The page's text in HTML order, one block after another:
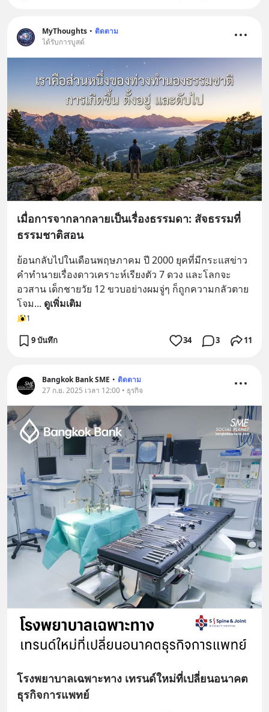
MyThoughts • ติดตาม
ได้รับการบูสต์
เมื่อการจากลากลายเป็นเรื่องธรรมดา: สัจธรรมที่
ธรรมชาติสอน
ย้อนกลับไปในเดือนพฤษภาคม ปี 2000 ยุคที่มีกระแสข่าว
คำทำนายเรื่องดาวเคราะห์เรียงตัว 7 ดวง และโลกจะ
อวสาน เด็กชายวัย 12 ขวบอย่างผมจู่ๆ ก็ถูกความกลัวตาย
โจม... ดูเพิ่มเติม
1
9 บันทึก 34 3 11
Bangkok Bank SME • ติดตาม
27 ก.ย. 2025 เวลา 12:00 • ธุรกิจ
โรงพยาบาลเฉพาะทาง เทรนด์ใหม่ที่เปลี่ยนอนาคต
ธุรกิจการแพทย์